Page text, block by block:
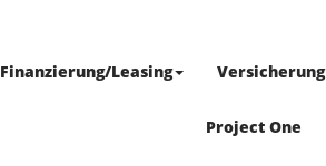
Finanzierung/Leasing Versicherung
Project One